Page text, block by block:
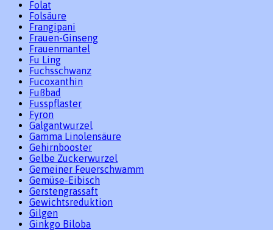
Folat
Folsäure
Frangipani
Frauen-Ginseng
Frauenmantel
Fu Ling
Fuchsschwanz
Fucoxanthin
Fußbad
Fusspflaster
Fyron
Galgantwurzel
Gamma Linolensäure
Gehirnbooster
Gelbe Zuckerwurzel
Gemeiner Feuerschwamm
Gemüse-Eibisch
Gerstengrassaft
Gewichtsreduktion
Gilgen
Ginkgo Biloba